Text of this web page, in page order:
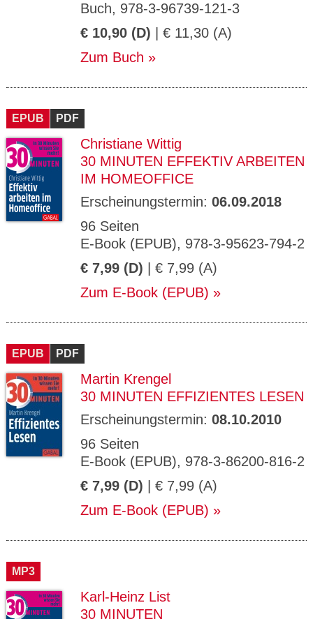
Buch, 978-3-96739-121-3
€ 10,90 (D) | € 11,30 (A)
Zum Buch
EPUB PDF
Christiane Wittig
30 MINUTEN EFFEKTIV ARBEITEN
IM HOMEOFFICE
Erscheinungstermin: 06.09.2018
96 Seiten
E-Book (EPUB), 978-3-95623-794-2
€ 7,99 (D) | € 7,99 (A)
Zum E-Book (EPUB)
EPUB PDF
Martin Krengel
30 MINUTEN EFFIZIENTES LESEN
Erscheinungstermin: 08.10.2010
96 Seiten
E-Book (EPUB), 978-3-86200-816-2
€ 7,99 (D) | € 7,99 (A)
Zum E-Book (EPUB)
MP3
Karl-Heinz List
30 MINUTEN